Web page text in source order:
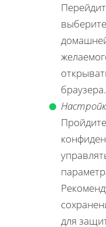
браузера.
для